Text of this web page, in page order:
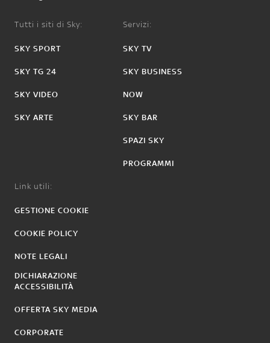
Tutti i siti di Sky:
SKY SPORT
SKY TG 24
SKY VIDEO
SKY ARTE
Servizi:
SKY TV
SKY BUSINESS
NOW
SKY BAR
SPAZI SKY
PROGRAMMI
Link utili:
GESTIONE COOKIE
COOKIE POLICY
NOTE LEGALI
DICHIARAZIONE
ACCESSIBILITÀ
OFFERTA SKY MEDIA
CORPORATE